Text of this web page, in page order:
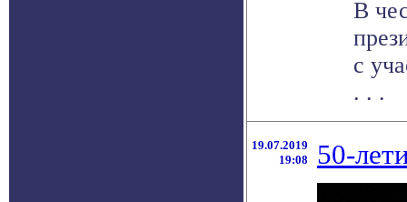
В
с
. . .
19.07.2019
19:08
50-